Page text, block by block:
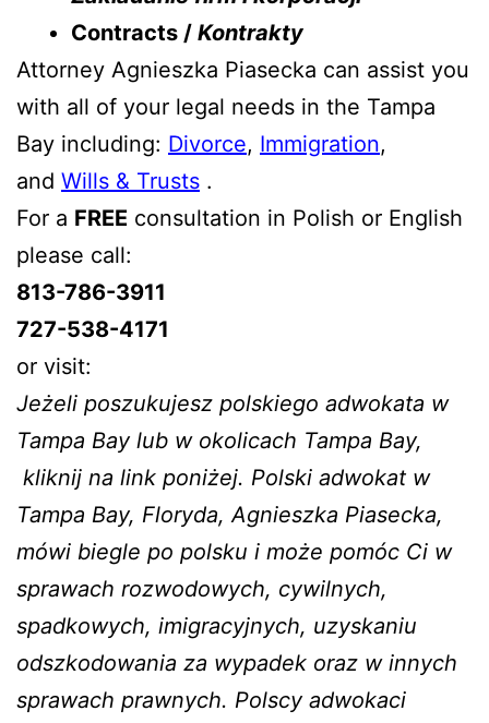
Contracts / Kontrakty
Attorney Agnieszka Piasecka can assist you
with all of your legal needs in the Tampa
Bay including: Divorce, Immigration,
and Wills & Trusts .
For a FREE consultation in Polish or English
please call:
813-786-3911
727-538-4171
or visit:
Jeżeli poszukujesz polskiego adwokata w
Tampa Bay lub w okolicach Tampa Bay,
kliknij na link poniżej. Polski adwokat w
Tampa Bay, Floryda, Agnieszka Piasecka,
mówi biegle po polsku i może pomóc Ci w
sprawach rozwodowych, cywilnych,
spadkowych, imigracyjnych, uzyskaniu
odszkodowania za wypadek oraz w innych
sprawach prawnych. Polscy adwokaci